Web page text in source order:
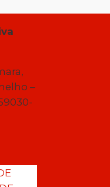
–